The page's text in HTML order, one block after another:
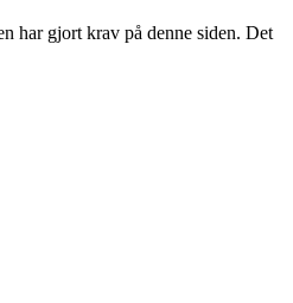
har gjort krav på denne siden. Det